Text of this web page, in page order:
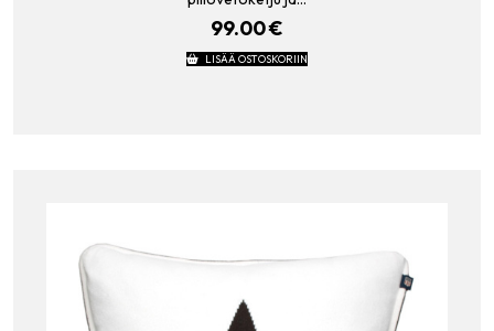
99.00€
LISÄÄ OSTOSKORIIN